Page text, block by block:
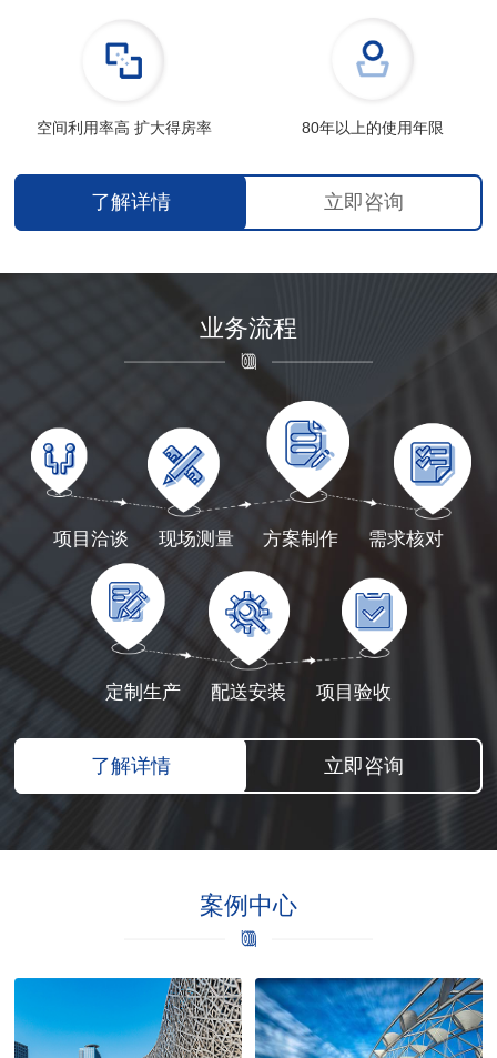
空间利用率高 扩大得房率 80年以上的使用年限
了解详情 立即咨询
业务流程
项目洽谈 现场测量 方案制作 需求核对
定制生产 配送安装 项目验收
了解详情 立即咨询
案例中心